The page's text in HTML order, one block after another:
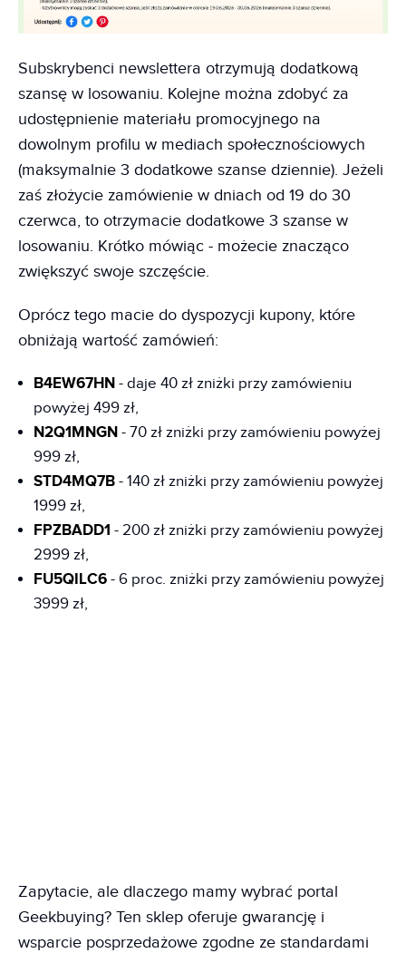
Subskrybenci newslettera otrzymują dodatkową
szansę w losowaniu. Kolejne można zdobyć za
udostępnienie materiału promocyjnego na
dowolnym profilu w mediach społecznościowych
(maksymalnie 3 dodatkowe szanse dziennie). Jeżeli
zaś złożycie zamówienie w dniach od 19 do 30
czerwca, to otrzymacie dodatkowe 3 szanse w
losowaniu. Krótko mówiąc - możecie znacząco
zwiększyć swoje szczęście.
Oprócz tego macie do dyspozycji kupony, które
obniżają wartość zamówień:
B4EW67HN - daje 40 zł zniżki przy zamówieniu
powyżej 499 zł,
N2Q1MNGN - 70 zł zniżki przy zamówieniu powyżej
999 zł,
STD4MQ7B - 140 zł zniżki przy zamówieniu powyżej
1999 zł,
FPZBADD1 - 200 zł zniżki przy zamówieniu powyżej
2999 zł,
FU5QILC6 - 6 proc. zniżki przy zamówieniu powyżej
3999 zł,
Zapytacie, ale dlaczego mamy wybrać portal
Geekbuying? Ten sklep oferuje gwarancję i
wsparcie posprzedażowe zgodne ze standardami